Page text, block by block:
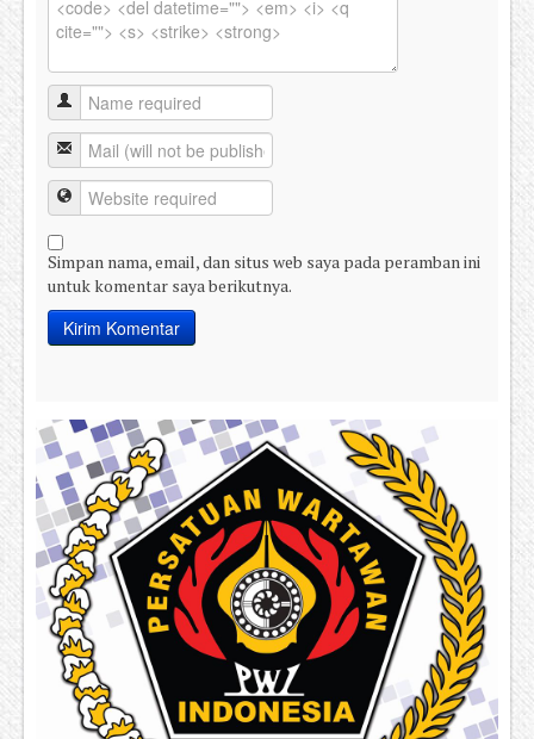
Simpan nama, email, dan situs web saya pada peramban ini
untuk komentar saya berikutnya.